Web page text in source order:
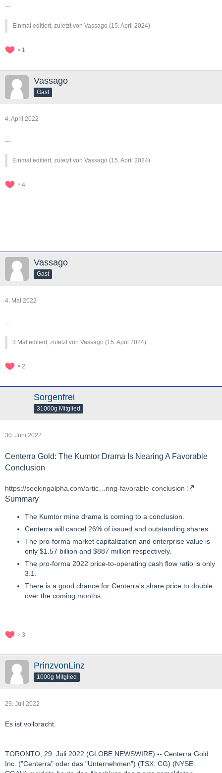
...
Einmal editiert, zuletzt von Vassago (15. April 2024)
1
Vassago
Gast
4. April 2022
...
Einmal editiert, zuletzt von Vassago (15. April 2024)
4
Vassago
Gast
4. Mai 2022
...
3 Mal editiert, zuletzt von Vassago (15. April 2024)
2
Sorgenfrei
31000g Mitglied
30. Juni 2022
Centerra Gold: The Kumtor Drama Is Nearing A Favorable
Conclusion
https://seekingalpha.com/artic…ring-favorable-conclusion
Summary
The Kumtor mine drama is coming to a conclusion.
Centerra will cancel 26% of issued and outstanding shares.
The pro-forma market capitalization and enterprise value is
only $1.57 billion and $887 million respectively.
The pro-forma 2022 price-to-operating cash flow ratio is only
3.1.
There is a good chance for Centerra's share price to double
over the coming months.
3
PrinzvonLinz
1000g Mitglied
29. Juli 2022
Es ist vollbracht.
TORONTO, 29. Juli 2022 (GLOBE NEWSWIRE) -- Centerra Gold
Inc. ("Centerra" oder das "Unternehmen") (TSX: CG) (NYSE: